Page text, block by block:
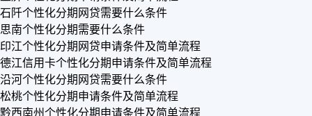
石阡个性化分期网贷需要什么条件
思南个性化分期需要什么条件
印江个性化分期网贷申请条件及简单流程
德江信用卡个性化分期申请条件及简单流程
沿河个性化分期网贷需要什么条件
松桃个性化分期申请条件及简单流程
黔西南州个性化分期申请条件及简单流程